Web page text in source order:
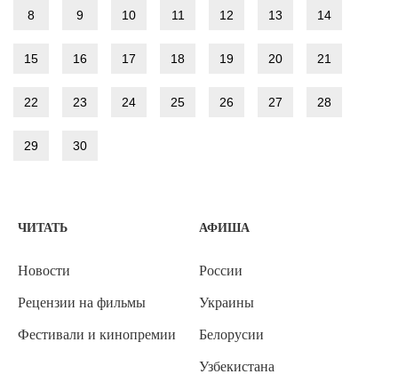
8 9 10 11 12 13 14
15 16 17 18 19 20 21
22 23 24 25 26 27 28
29 30
ЧИТАТЬ
Новости
Рецензии на фильмы
Фестивали и кинопремии
АФИША
России
Украины
Белорусии
Узбекистана